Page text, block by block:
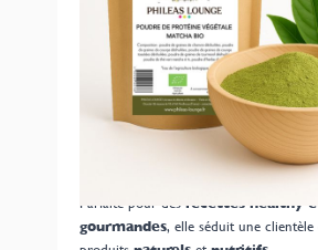
Poudre de protéines
Matcha Bio
Poudre de Protéine Végétale Bio
idéale pour enrichirBubble Tea,
pâtisseriesen épicerie fine ou retail.
véganetsans
Fournisseur B2B, livraison rapide et
Parfaite pour des recettes healthy
gourmandes, elle séduit une clientèle